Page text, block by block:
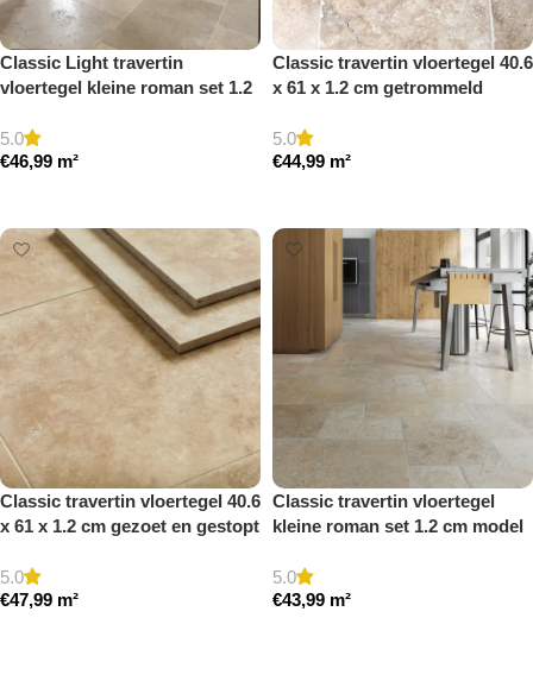
Classic Light travertin
vloertegel kleine roman set 1.2
5.0
€46,99 m²
Classic travertin vloertegel 40.6
x 61 x 1.2 cm getrommeld
5.0
€44,99 m²
Classic travertin vloertegel 40.6
x 61 x 1.2 cm gezoet en gestopt
5.0
€47,99 m²
Classic travertin vloertegel
kleine roman set 1.2 cm model
5.0
€43,99 m²